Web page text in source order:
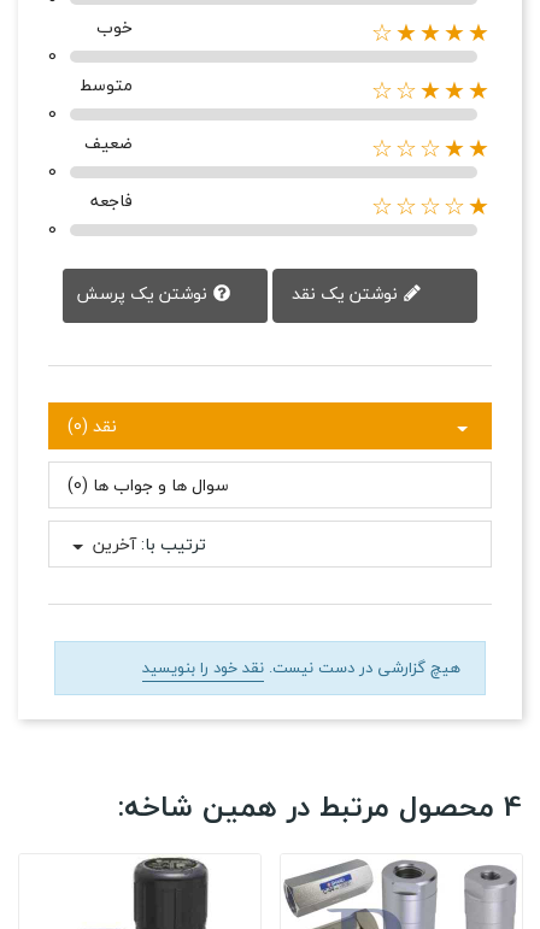
★★★★☆
خوب
0
★★★☆☆
متوسط
0
★★☆☆☆
ضعیف
0
★☆☆☆☆
فاجعه
0
نوشتن یک پرسش
نقد (0)
سوال ها و جواب ها (0)
ترتیب با:آخرین
هیچ گزارشی در دست نیست. نقد خود را بنویسید
4 محصول مرتبط در همین شاخه: